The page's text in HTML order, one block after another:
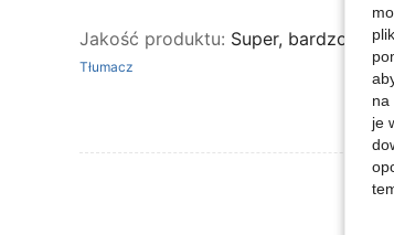
Jakość produktu: Super, bardzo
Tłumacz
na
je